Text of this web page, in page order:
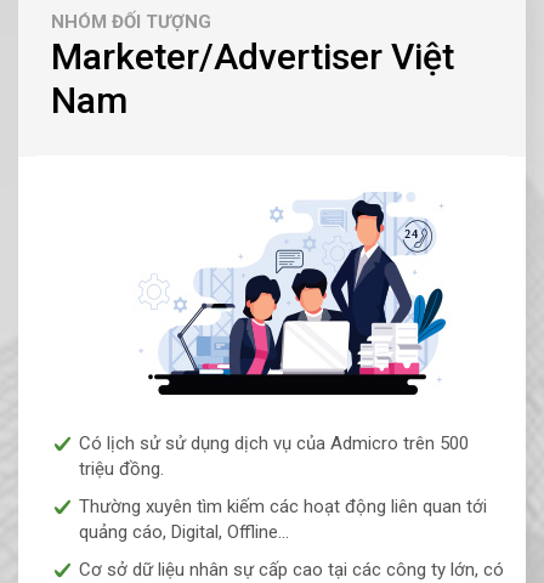
NHÓM ĐỐI TƯỢNG
Marketer/Advertiser Việt
Nam
Có lịch sử sử dụng dịch vụ của Admicro trên 500
triệu đồng.
Thường xuyên tìm kiếm các hoạt động liên quan tới
quảng cáo, Digital, Offline...
Cơ sở dữ liệu nhân sự cấp cao tại các công ty lớn, có